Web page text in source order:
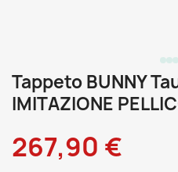
Tappeto BUNNY
IMITAZIONE
267,90 €